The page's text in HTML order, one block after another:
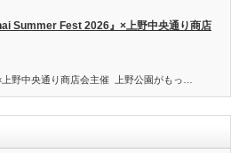
Summer Fest 2026』×上野中央通り商店
上野中央通り商店会主催 上野公園がもっ…